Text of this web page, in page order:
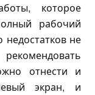
которое
рабочий
не
отнести и
экран, и